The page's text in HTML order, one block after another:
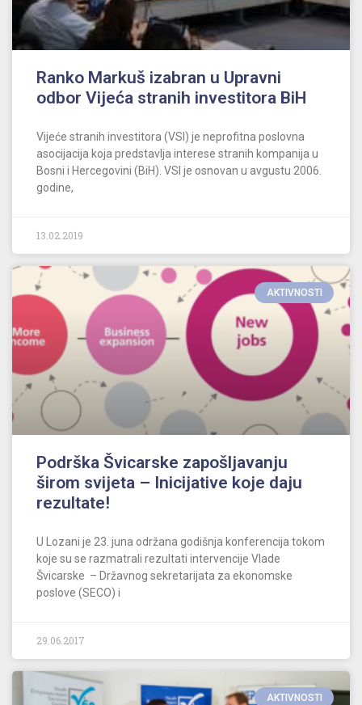
Ranko Markuš izabran u Upravni
odbor Vijeća stranih investitora BiH
Vijeće stranih investitora (VSI) je neprofitna poslovna
asocijacija koja predstavlja interese stranih kompanija u
Bosni i Hercegovini (BiH). VSI je osnovan u avgustu 2006.
godine,
13.02.2019
AKTIVNOSTI
Podrška Švicarske zapošljavanju
širom svijeta – Inicijative koje daju
rezultate!
U Lozani je 23. juna održana godišnja konferencija tokom
koje su se razmatrali rezultati intervencije Vlade
Švicarske – Državnog sekretarijata za ekonomske
poslove (SECO) i
29.06.2017
AKTIVNOSTI